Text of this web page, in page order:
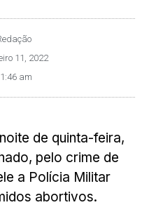
11, 2022
am
de quinta-feira,
pelo crime de
a Polícia Militar
abortivos.